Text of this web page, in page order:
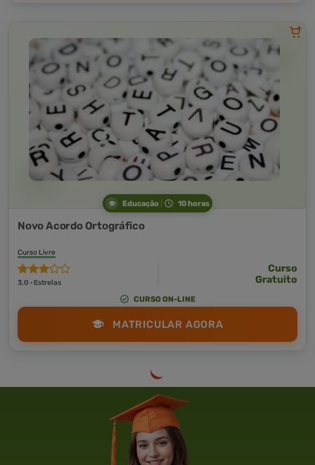
Educação 10 horas
Novo Acordo Ortográfico
Curso Livre
3,0 · Estrelas
Curso
Gratuito
CURSO ON-LINE
MATRICULAR AGORA